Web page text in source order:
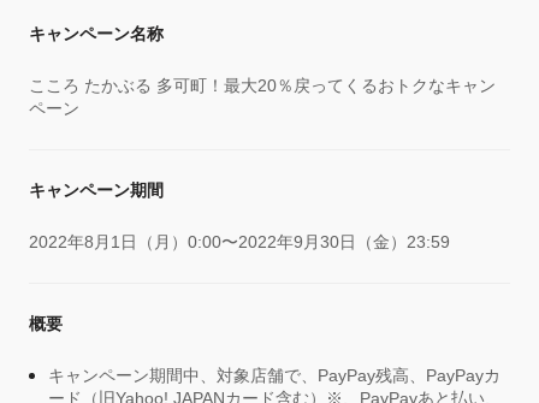
キャンペーン名称
こころ たかぶる 多可町！最大20％戻ってくるおトクなキャン
ペーン
キャンペーン期間
2022年8月1日（月）0:00〜2022年9月30日（金）23:59
概要
キャンペーン期間中、対象店舗で、PayPay残高、PayPayカ
ード（旧Yahoo! JAPANカード含む）※、PayPayあと払い、